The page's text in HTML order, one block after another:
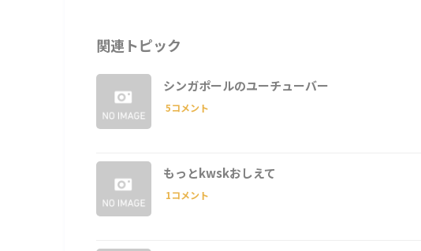
関連トピック
シンガポールのユーチューバー
5コメント
もっとkwskおしえて
1コメント